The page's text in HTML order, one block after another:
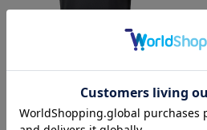
クルセーダース 2026 TEAMポロシャツ
¥11,000
(税込)
クル
ャツ